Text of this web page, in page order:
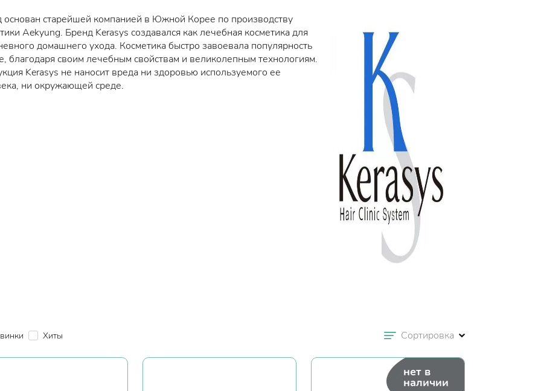
основан старейшей компанией в Южной Корее по производству
Aekyung. Бренд Kerasys создавался как лечебная косметика для
домашнего ухода. Косметика быстро завоевала популярность
благодаря своим лечебным свойствам и великолепным технологиям.
Kerasys не наносит вреда ни здоровью используемого ее
ни окружающей среде.
Хиты Сортировка
нет в
наличии